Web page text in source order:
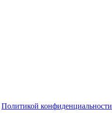
Политикой конфиденциальности